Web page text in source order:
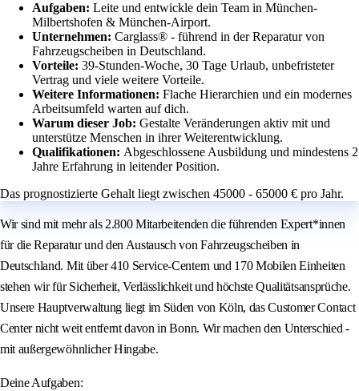
Aufgaben: Leite und entwickle dein Team in München-
Milbertshofen & München-Airport.
Unternehmen: Carglass® - führend in der Reparatur von
Fahrzeugscheiben in Deutschland.
Vorteile: 39-Stunden-Woche, 30 Tage Urlaub, unbefristeter
Vertrag und viele weitere Vorteile.
Weitere Informationen: Flache Hierarchien und ein modernes
Arbeitsumfeld warten auf dich.
Warum dieser Job: Gestalte Veränderungen aktiv mit und
unterstütze Menschen in ihrer Weiterentwicklung.
Qualifikationen: Abgeschlossene Ausbildung und mindestens 2
Jahre Erfahrung in leitender Position.
Das prognostizierte Gehalt liegt zwischen 45000 - 65000 € pro Jahr.
Wir sind mit mehr als 2.800 Mitarbeitenden die führenden Expert*innen
für die Reparatur und den Austausch von Fahrzeugscheiben in
Deutschland. Mit über 410 Service-Centern und 170 Mobilen Einheiten
stehen wir für Sicherheit, Verlässlichkeit und höchste Qualitätsansprüche.
Unsere Hauptverwaltung liegt im Süden von Köln, das Customer Contact
Center nicht weit entfernt davon in Bonn. Wir machen den Unterschied -
mit außergewöhnlicher Hingabe.
Deine Aufgaben: